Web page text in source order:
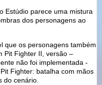
Estúdio parece uma mistura
dos personagens ao
que os personagens também
Pit Fighter II, versão –
não foi implementada -
Fighter: batalha com mãos
do cenário.